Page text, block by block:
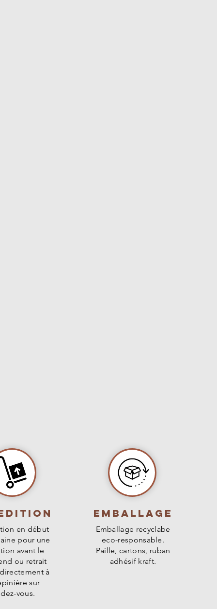
en début
pour une
avant le
ou retrait
à
sur
vous.
Emballage
Emballage recyclabe
eco-responsable.
Paille, cartons, ruban
adhésif kraft.